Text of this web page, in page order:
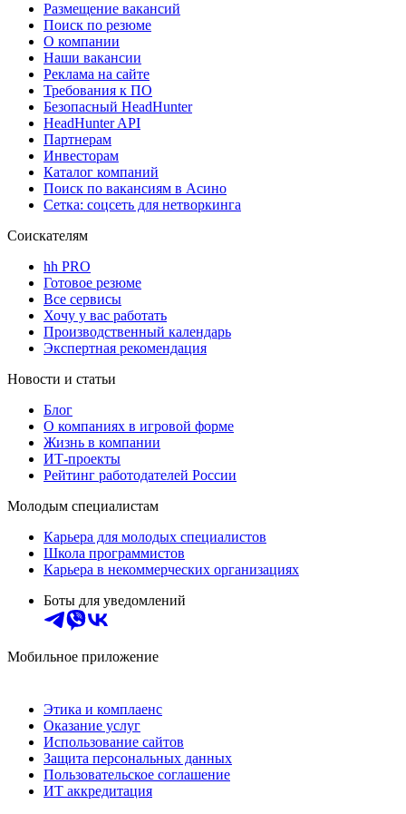
Размещение вакансий
Поиск по резюме
О компании
Наши вакансии
Реклама на сайте
Требования к ПО
Безопасный HeadHunter
HeadHunter API
Партнерам
Инвесторам
Каталог компаний
Поиск по вакансиям в Асино
Сетка: соцсеть для нетворкинга
Соискателям
hh PRO
Готовое резюме
Все сервисы
Хочу у вас работать
Производственный календарь
Экспертная рекомендация
Новости и статьи
Блог
О компаниях в игровой форме
Жизнь в компании
ИТ-проекты
Рейтинг работодателей России
Молодым специалистам
Карьера для молодых специалистов
Школа программистов
Карьера в некоммерческих организациях
Боты для уведомлений
Мобильное приложение
Этика и комплаенс
Оказание услуг
Использование сайтов
Защита персональных данных
Пользовательское соглашение
ИТ аккредитация